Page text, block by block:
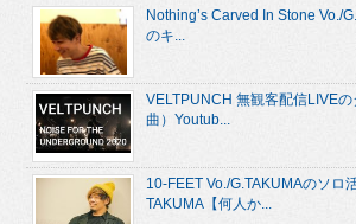
Nothing’s Carved In Stone Vo./
のキ...
VELTPUNCH 無観客配信LIVE
曲）Youtub...
10-FEET Vo./G.TAKUMAのソロ
TAKUMA【何人か...